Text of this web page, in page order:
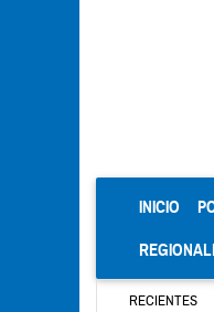
INICIO
RECIENTES
por María Eugenia Febres